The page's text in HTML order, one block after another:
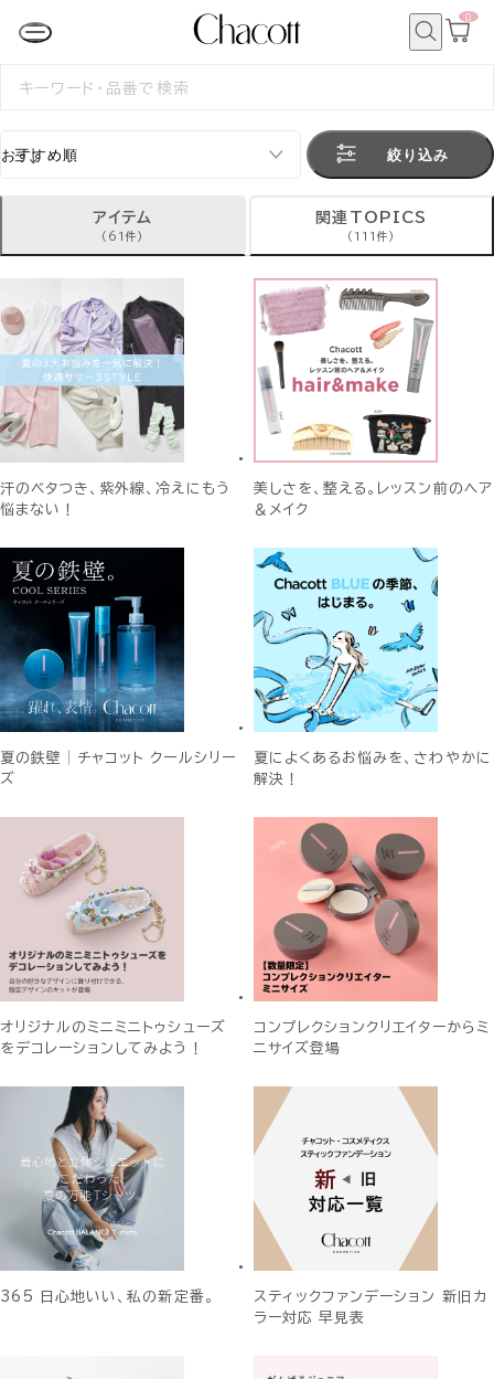
カ
0
検
絞り込み
アイテム
(61件)
関連TOPICS
(111件)
汗のベタつき、紫外線、冷えにもう
悩まない！
美しさを、整える。レッスン前のヘア
＆メイク
夏の鉄壁│チャコット クールシリー
ズ
夏によくあるお悩みを、さわやかに
解決！
オリジナルのミニミニトゥシューズ
をデコレーションしてみよう！
コンプレクションクリエイターからミ
ニサイズ登場
365 日心地いい、私の新定番。
スティックファンデーション 新旧カ
ラー対応 早見表